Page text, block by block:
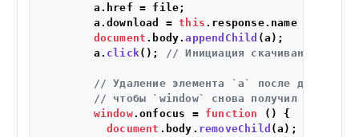
        a.
href = file;
        a.
download = this . response. name ||
document . body.appendChild (a);
        a.
click (); // Инициация скачивания
// Удаление элемента `a` после диалога
// чтобы `window` снова получил фокус
window.onfocus = function ( )
document . body . removeChild (a);